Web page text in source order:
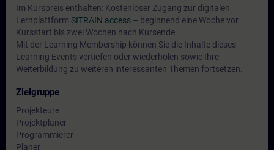
Im Kurspreis enthalten: Kostenloser Zugang zur digitalen
Lernplattform SITRAIN access – beginnend eine Woche vor
Kursstart bis zwei Wochen nach Kursende.
Mit der Learning Membership können Sie die Inhalte dieses
Learning Events vertiefen oder wiederholen sowie Ihre
Weiterbildung zu weiteren interessanten Themen fortsetzen.
Zielgruppe
Projekteure
Projektplaner
Programmierer
Planer